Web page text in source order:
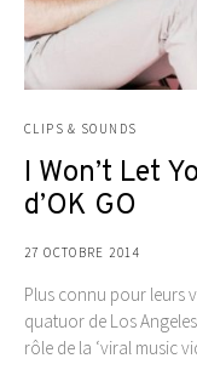
CLIPS & SOUNDS
I Won’t Let
d’OK GO
27 OCTOBRE 2014
Plus connu pour leurs
quatuor de Los
rôle de la ‘viral music